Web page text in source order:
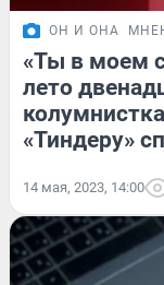
ОН И ОНА
«Ты в моем
лето
«Тиндеру»
14 мая, 2023, 14:00